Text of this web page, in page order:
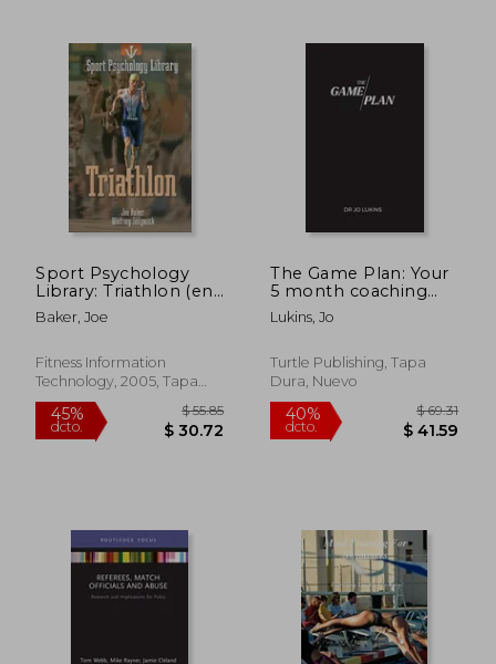
$ 30.37
Sport Psychology
Library: Triathlon (en
Inglés)
Baker, Joe
Fitness Information
Technology, 2005, Tapa
Blanda, Nuevo
The Game Plan: Your
5 month coaching
program to
champion high
(en Inglés)
Lukins, Jo
Turtle Publishing, Tapa
Dura, Nuevo